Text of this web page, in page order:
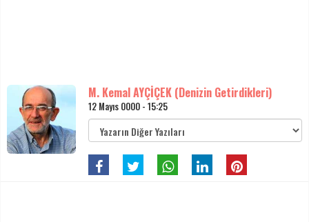
M. Kemal AYÇİÇEK (Denizin Getirdikleri)
12 Mayıs 0000 - 15:25